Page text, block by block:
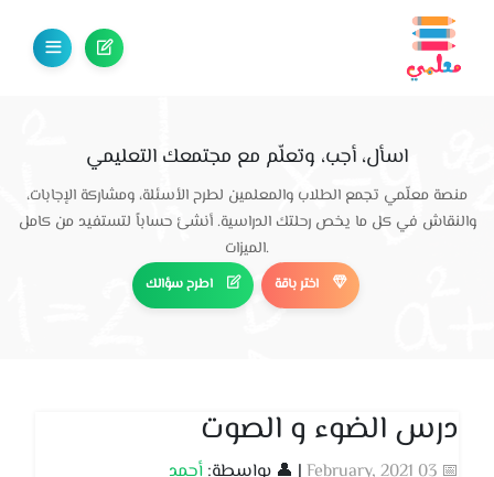
اسأل، أجب، وتعلّم مع مجتمعك التعليمي
منصة معلّمي تجمع الطلاب والمعلمين لطرح الأسئلة، ومشاركة الإجابات،
والنقاش في كل ما يخص رحلتك الدراسية. أنشئ حساباً لتستفيد من كامل
الميزات.
اطرح سؤالك اختر باقة
درس الضوء و الصوت